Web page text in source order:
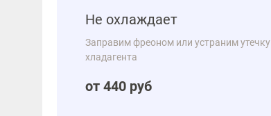
Не охлаждает
Заправим фреоном или устраним утечку
хладагента
от 440 руб